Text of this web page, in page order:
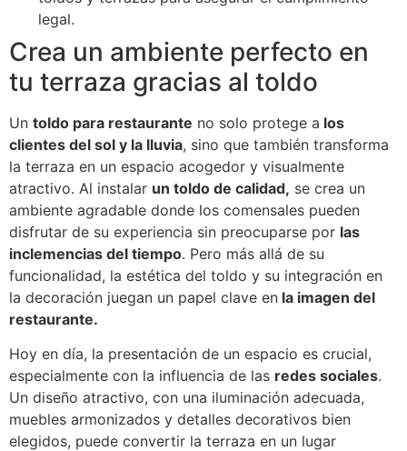
legal.
Crea un ambiente perfecto en
tu terraza gracias al toldo
Un toldo para restaurante no solo protege a los
clientes del sol y la lluvia, sino que también transforma
la terraza en un espacio acogedor y visualmente
atractivo. Al instalar un toldo de calidad, se crea un
ambiente agradable donde los comensales pueden
disfrutar de su experiencia sin preocuparse por las
inclemencias del tiempo. Pero más allá de su
funcionalidad, la estética del toldo y su integración en
la decoración juegan un papel clave en la imagen del
restaurante.
Hoy en día, la presentación de un espacio es crucial,
especialmente con la influencia de las redes sociales.
Un diseño atractivo, con una iluminación adecuada,
muebles armonizados y detalles decorativos bien
elegidos, puede convertir la terraza en un lugar